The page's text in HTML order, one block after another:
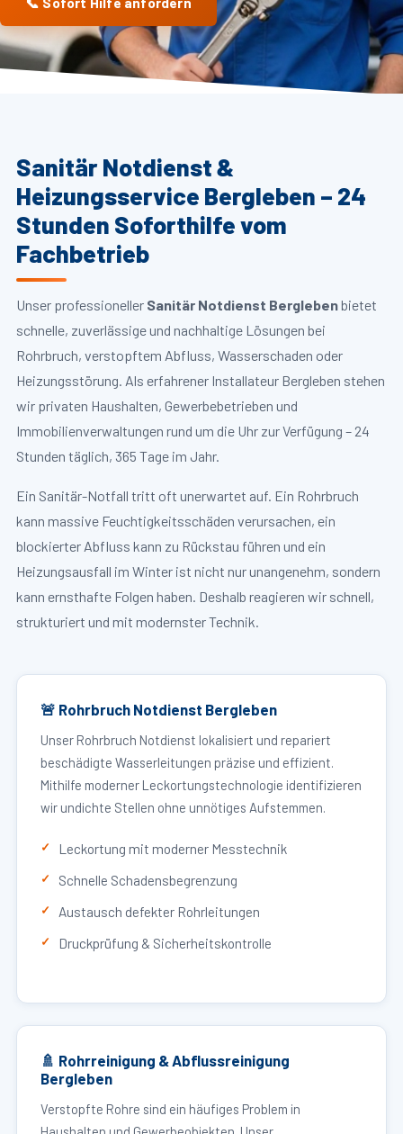
Sanitär Notdienst &
Heizungsservice Bergleben – 24
Stunden Soforthilfe vom
Fachbetrieb
Unser professioneller Sanitär Notdienst Berglebenbietet
schnelle, zuverlässige und nachhaltige Lösungen bei
Rohrbruch, verstopftem Abfluss, Wasserschaden oder
Heizungsstörung. Als erfahrener Installateur Bergleben stehen
wir privaten Haushalten, Gewerbebetrieben und
Immobilienverwaltungen rund um die Uhr zur Verfügung – 24
Stunden täglich, 365 Tage im Jahr.
Ein Sanitär-Notfall tritt oft unerwartet auf. Ein Rohrbruch
kann massive Feuchtigkeitsschäden verursachen, ein
blockierter Abfluss kann zu Rückstau führen und ein
Heizungsausfall im Winter ist nicht nur unangenehm, sondern
kann ernsthafte Folgen haben. Deshalb reagieren wir schnell,
strukturiert und mit modernster Technik.
🚨 Rohrbruch Notdienst Bergleben
Unser Rohrbruch Notdienst lokalisiert und repariert
beschädigte Wasserleitungen präzise und effizient.
Mithilfe moderner Leckortungstechnologie identifizieren
wir undichte Stellen ohne unnötiges Aufstemmen.
Leckortung mit moderner Messtechnik
Schnelle Schadensbegrenzung
Austausch defekter Rohrleitungen
Druckprüfung & Sicherheitskontrolle
🚿 Rohrreinigung & Abflussreinigung
Bergleben
Verstopfte Rohre sind ein häufiges Problem in